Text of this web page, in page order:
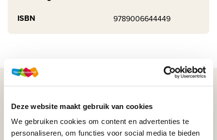
Deze website maakt gebruik van cookies
We gebruiken cookies om content en advertenties te
personaliseren, om functies voor social media te bieden
ISBN 9789006644449
033-4483000